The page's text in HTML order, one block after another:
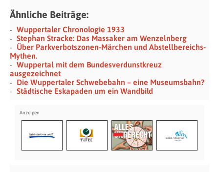
Ähnliche Beiträge:
Wuppertaler Chronologie 1933
Stephan Stracke: Das Massaker am Wenzelnberg
Über Parkverbotszonen-Märchen und Abstellbereichs-
Mythen.
Wuppertal mit dem Bundesverdunstkreuz
ausgezeichnet
Die Wuppertaler Schwebebahn – eine Museumsbahn?
Städtische Eskapaden um ein Wandbild